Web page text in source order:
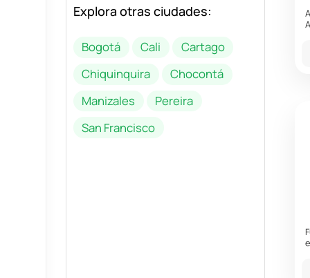
Explora otras ciudades:
Bogotá Cali
Cartago
Chiquinquira
Chocontá
Manizales
Pereira
San Francisco